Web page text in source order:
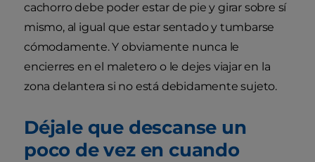
cachorro debe poder estar de pie y girar sobre sí
mismo, al igual que estar sentado y tumbarse
cómodamente. Y obviamente nunca le
encierres en el maletero o le dejes viajar en la
zona delantera si no está debidamente sujeto.
Déjale que descanse un
poco de vez en cuando